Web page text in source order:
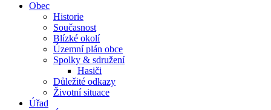
Obec
Historie
Současnost
Blízké okolí
Územní plán obce
Spolky & sdružení
Hasiči
Důležité odkazy
Životní situace
Úřad